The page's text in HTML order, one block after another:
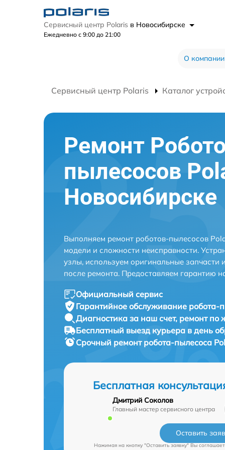
Сервисный центр Polaris в Новосибирске
Ежедневно с 9:00 до 21:00
О компании
Сервисный центр Polaris Каталог
Ремонт
пылесосов
Новосибирске
Выполняем ремонт роботов-пылесосов
модели и сложности неисправности.
узлы, используем оригинальные запчасти
после ремонта. Предоставляем гарантию
Официальный сервис
Гарантийное обслуживание робота-
Диагностика за наш счет, ремонт по
Бесплатный выезд курьера в день
Срочный ремонт робота-пылесоса
Бесплатная
Дмитрий Соколов
Главный мастер сервисного центра
Оставить
Нажимая на кнопку "Оставить заявку" Вы